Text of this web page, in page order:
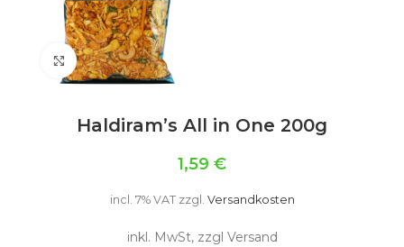
Click to enlarge
Haldiram’s All in One 200g
1,59 €
incl. 7% VAT zzgl. Versandkosten
inkl. MwSt, zzgl Versand